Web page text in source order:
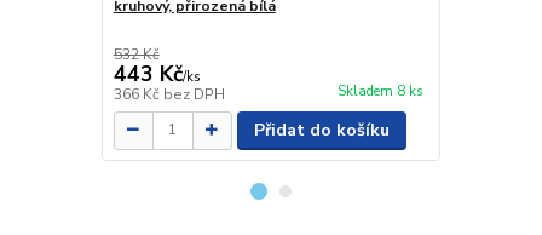
kruhový, přirozená bílá
532 Kč
443 Kč/ks
366 Kč bez DPH Skladem 8 ks
Přidat do košíku